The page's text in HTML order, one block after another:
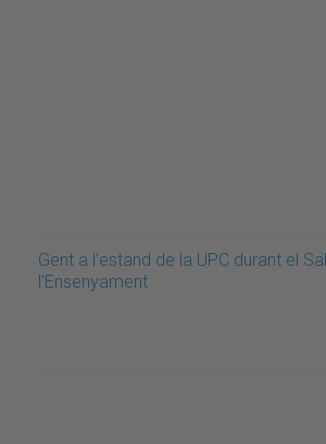
Gent a l'estand de la UPC durant el
l'Ensenyament